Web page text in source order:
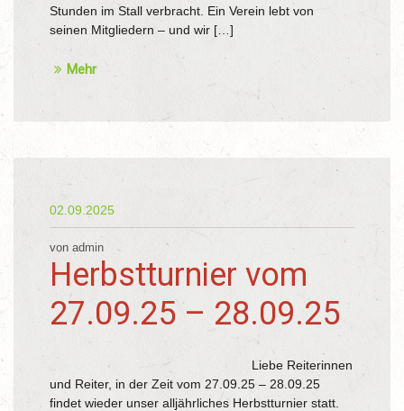
Stunden im Stall verbracht. Ein Verein lebt von
seinen Mitgliedern – und wir […]
Mehr
02.09.2025
von admin
Herbstturnier vom
27.09.25 – 28.09.25
Liebe Reiterinnen
und Reiter, in der Zeit vom 27.09.25 – 28.09.25
findet wieder unser alljährliches Herbstturnier statt.